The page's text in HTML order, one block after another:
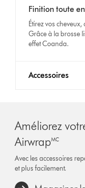
Transcript
transcription
la
vidéo
Finition toute
Étirez vos
Grâce à la brosse
effet Coanda.
Accessoires
Améliorez
Airwrap🅪
Avec les accessoires
et plus facilement.